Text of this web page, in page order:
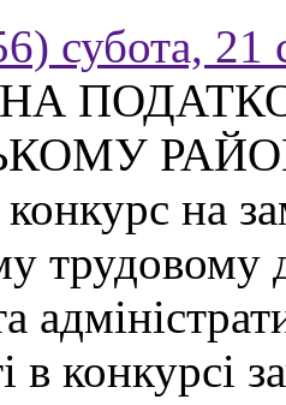
субота, 21
на
трудовому
в конкурсі